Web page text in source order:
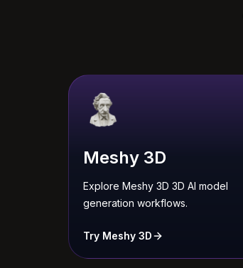
Meshy 3D
Explore Meshy 3D 3D AI model
generation workflows.
Try Meshy 3D